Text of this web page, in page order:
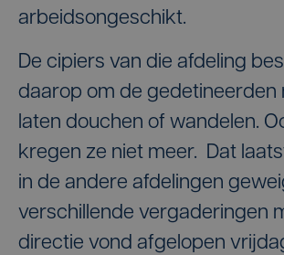
arbeidsongeschikt.
De cipiers van die afdeling
daarop om de gedetineerden
laten douchen of wandelen.
kregen ze niet meer. Dat
in de andere afdelingen
verschillende vergaderingen
directie vond afgelopen